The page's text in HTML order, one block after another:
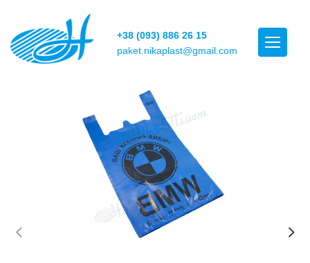
+38 (093) 886 26 15
paket.nikaplast@gmail.com